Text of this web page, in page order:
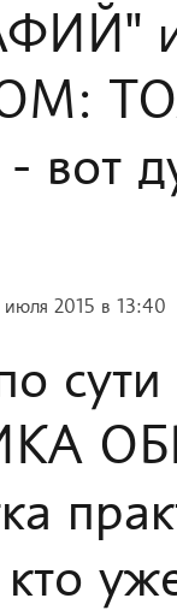
- вот
июля 2015 в 13:40
кто